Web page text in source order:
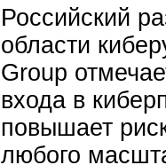
Российский
области
Group
входа в
повышает
любого